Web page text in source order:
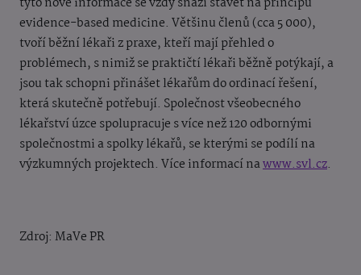
evidence-based medicine. Většinu členů (cca 5 000),
tvoří běžní lékaři z praxe, kteří mají přehled o
problémech, s nimiž se praktičtí lékaři běžně potýkají, a
jsou tak schopni přinášet lékařům do ordinací řešení,
která skutečně potřebují. Společnost všeobecného
lékařství úzce spolupracuje s více než 120 odbornými
společnostmi a spolky lékařů, se kterými se podílí na
výzkumných projektech. Více informací nawww.svl.cz.
Zdroj: MaVe PR